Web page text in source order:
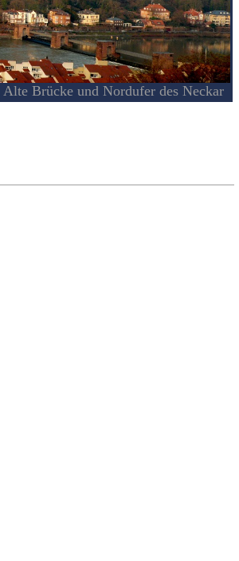
Alte Brücke und Nordufer des Neckar